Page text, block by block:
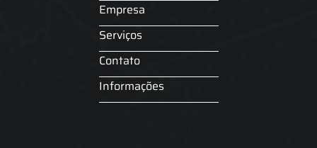
Empresa
Serviços
Contato
Informações